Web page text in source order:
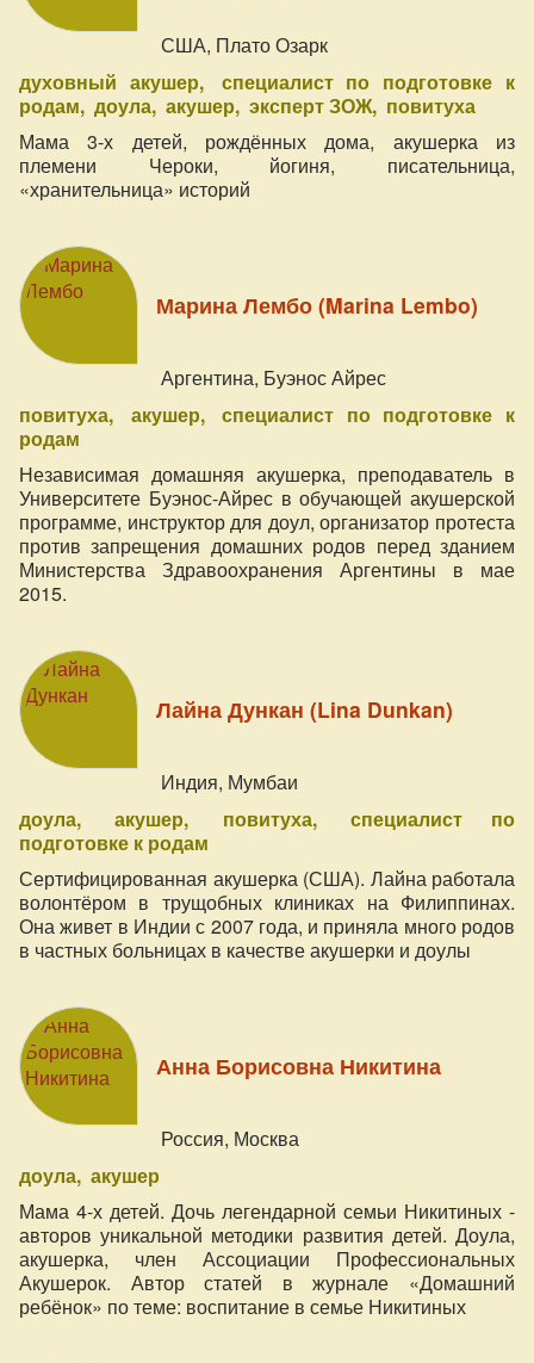
США, Плато Озарк
духовный акушер
специалист по подготовке к
родам доула акушер эксперт ЗОЖ повитуха
Мама 3-х детей, рождённых дома, акушерка из
племени Чероки, йогиня, писательница,
«хранительница» историй
Марина Лембо (Marina Lembo)
Аргентина, Буэнос Айрес
повитуха
акушер
специалист по подготовке к
родам
Независимая домашняя акушерка, преподаватель в
Университете Буэнос-Айрес в обучающей акушерской
программе, инструктор для доул, организатор протеста
против запрещения домашних родов перед зданием
Министерства Здравоохранения Аргентины в мае
2015.
Лайна Дункан (Lina Dunkan)
Индия, Мумбаи
доула
акушер повитуха
специалист по
подготовке к родам
Сертифицированная акушерка (США). Лайна работала
волонтёром в трущобных клиниках на Филиппинах.
Она живет в Индии с 2007 года, и приняла много родов
в частных больницах в качестве акушерки и доулы
Анна Борисовна Никитина
Россия, Москва
доула акушер
Мама 4-х детей. Дочь легендарной семьи Никитиных -
авторов уникальной методики развития детей. Доула,
акушерка, член Ассоциации Профессиональных
Акушерок. Автор статей в журнале «Домашний
ребёнок» по теме: воспитание в семье Никитиных